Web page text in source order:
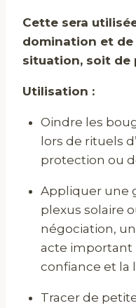
Cette sera
domination et
situation, soit de
Utilisation :
Oindre les
lors de rituels
protection ou
Appliquer une
plexus solaire
négociation,
acte important
confiance et la
Tracer de